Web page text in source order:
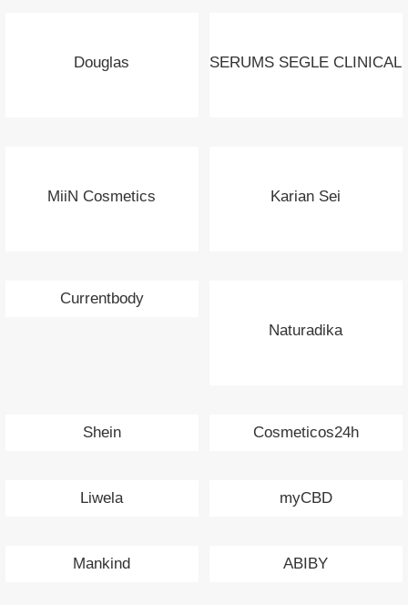
Douglas SERUMS SEGLE CLINICAL
MiiN Cosmetics Karian Sei
Currentbody
Naturadika
Shein Cosmeticos24h
Liwela myCBD
Mankind ABIBY